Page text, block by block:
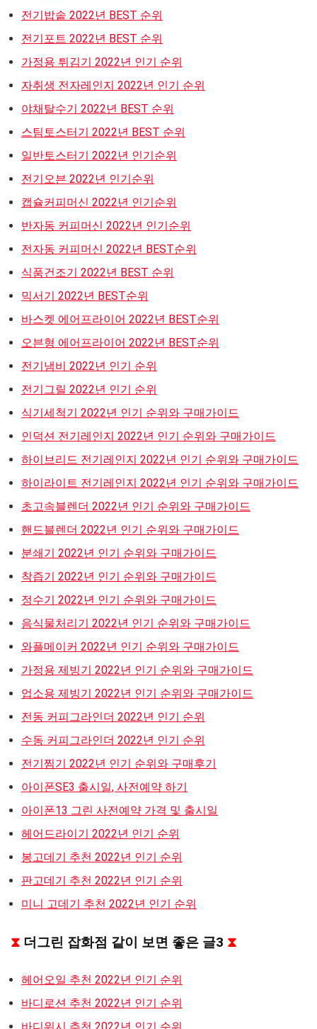
전기밥솥 2022년 BEST 순위
전기포트 2022년 BEST 순위
가정용 튀김기 2022년 인기 순위
자취생 전자레인지 2022년 인기 순위
야채탈수기 2022년 BEST 순위
스팀토스터기 2022년 BEST 순위
일반토스터기 2022년 인기순위
전기오븐 2022년 인기순위
캡슐커피머신 2022년 인기순위
반자동 커피머신 2022년 인기순위
전자동 커피머신 2022년 BEST순위
식품건조기 2022년 BEST 순위
믹서기 2022년 BEST순위
바스켓 에어프라이어 2022년 BEST순위
오븐형 에어프라이어 2022년 BEST순위
전기냄비 2022년 인기 순위
전기그릴 2022년 인기 순위
식기세척기 2022년 인기 순위와 구매가이드
인덕션 전기레인지 2022년 인기 순위와 구매가이드
하이브리드 전기레인지 2022년 인기 순위와 구매가이드
하이라이트 전기레인지 2022년 인기 순위와 구매가이드
초고속블렌더 2022년 인기 순위와 구매가이드
핸드블렌더 2022년 인기 순위와 구매가이드
분쇄기 2022년 인기 순위와 구매가이드
착즙기 2022년 인기 순위와 구매가이드
정수기 2022년 인기 순위와 구매가이드
음식물처리기 2022년 인기 순위와 구매가이드
와플메이커 2022년 인기 순위와 구매가이드
가정용 제빙기 2022년 인기 순위와 구매가이드
업소용 제빙기 2022년 인기 순위와 구매가이드
전동 커피그라인더 2022년 인기 순위
수동 커피그라인더 2022년 인기 순위
전기찜기 2022년 인기 순위와 구매후기
아이폰SE3 출시일, 사전예약 하기
아이폰13 그린 사전예약 가격 및 출시일
헤어드라이기 2022년 인기 순위
봉고데기 추천 2022년 인기 순위
판고데기 추천 2022년 인기 순위
미니 고데기 추천 2022년 인기 순위
⧗ 더그린 잡화점 같이 보면 좋은 글3 ⧗
헤어오일 추천 2022년 인기 순위
바디로션 추천 2022년 인기 순위